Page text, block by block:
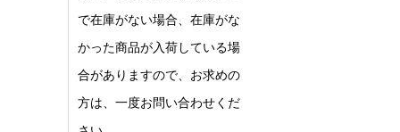
で在庫がない場合、在庫がな
かった商品が入荷している場
合がありますので、お求めの
方は、一度お問い合わせくだ